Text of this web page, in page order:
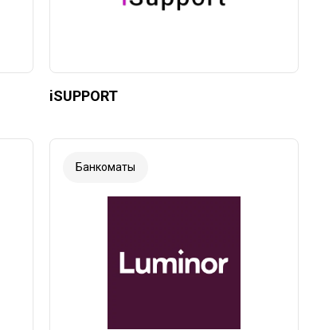
iSUPPORT
Банкоматы